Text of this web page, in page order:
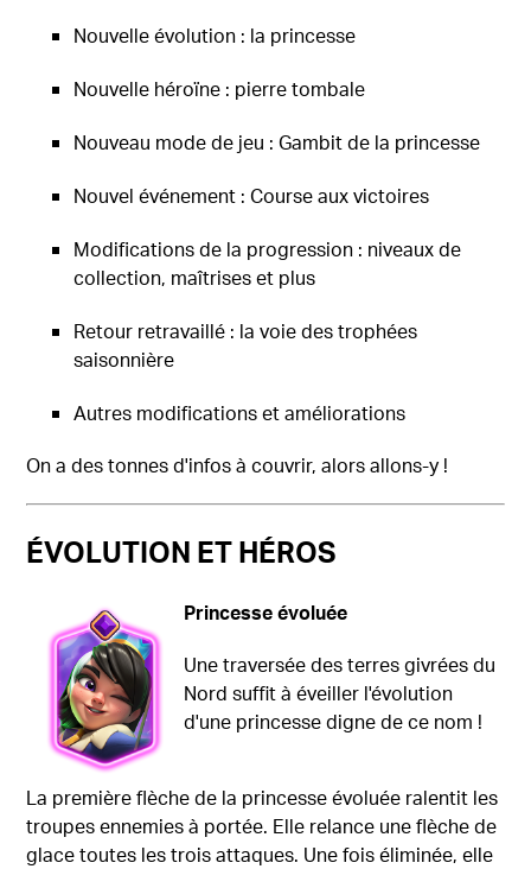
Nouvelle évolution : la princesse
Nouvelle héroïne : pierre tombale
Nouveau mode de jeu : Gambit de la princesse
Nouvel événement : Course aux victoires
Modifications de la progression : niveaux de
collection, maîtrises et plus
Retour retravaillé : la voie des trophées
saisonnière
Autres modifications et améliorations
On a des tonnes d'infos à couvrir, alors allons-y !
ÉVOLUTION ET HÉROS
Princesse évoluée
Une traversée des terres givrées du
Nord suffit à éveiller l'évolution
d'une princesse digne de ce nom !
La première flèche de la princesse évoluée ralentit les
troupes ennemies à portée. Elle relance une flèche de
glace toutes les trois attaques. Une fois éliminée, elle